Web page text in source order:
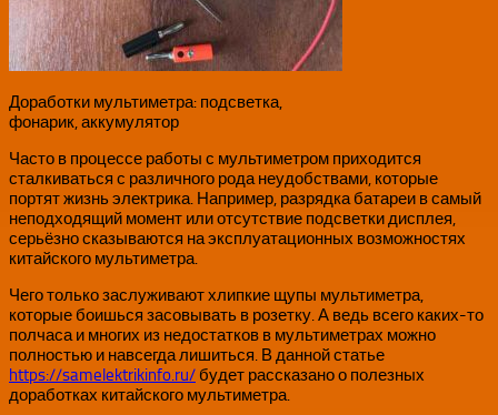
Доработки мультиметра: подсветка,
фонарик, аккумулятор
Часто в процессе работы с мультиметром приходится
сталкиваться с различного рода неудобствами, которые
портят жизнь электрика. Например, разрядка батареи в самый
неподходящий момент или отсутствие подсветки дисплея,
серьёзно сказываются на эксплуатационных возможностях
китайского мультиметра.
Чего только заслуживают хлипкие щупы мультиметра,
которые боишься засовывать в розетку. А ведь всего каких-то
полчаса и многих из недостатков в мультиметрах можно
полностью и навсегда лишиться. В данной статье
https://samelektrikinfo.ru/будет рассказано о полезных
доработках китайского мультиметра.